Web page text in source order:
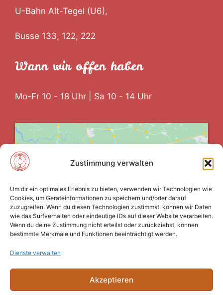
Zustimmung verwalten
Um dir ein optimales Erlebnis zu bieten, verwenden wir Technologien wie
Cookies, um Geräteinformationen zu speichern und/oder darauf
zuzugreifen. Wenn du diesen Technologien zustimmst, können wir Daten
wie das Surfverhalten oder eindeutige IDs auf dieser Website verarbeiten.
Wenn du deine Zustimmung nicht erteilst oder zurückziehst, können
bestimmte Merkmale und Funktionen beeinträchtigt werden.
Dienste verwalten
Akzeptieren
U-Bahn Alt-Tegel (U6),
Busse 133, 122, 222
Wann wir offen haben
Mo-Fr 10 - 18 Uhr | Sa 10 - 14 Uhr
Klicke auf "Ich stimme zu", um Google
Cookie-Richtlinie
Ich stimme zu